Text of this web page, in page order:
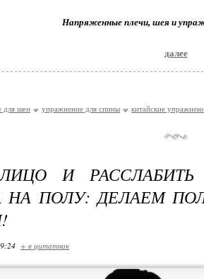
Напряженные плечи, шея и
далее
для шеи упражнение для спины китайские
И
НА ПОЛУ: ДЕЛАЕМ
+ в цитатник